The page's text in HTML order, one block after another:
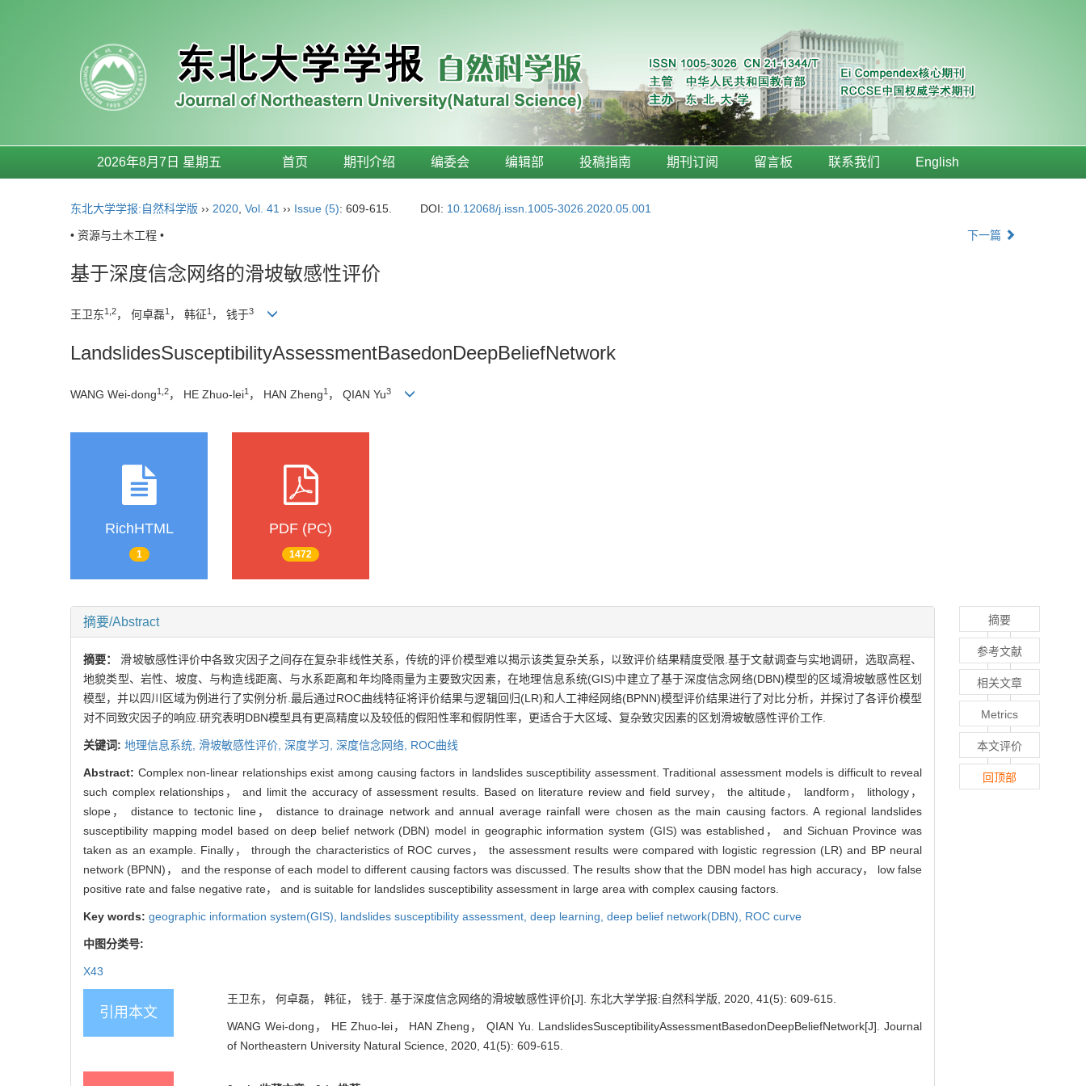
2026年8月7日 星期五 首页 期刊介绍 编委会 编辑部 投稿指南 期刊订阅 留言板 联系我们 English
东北大学学报:自然科学版 ›› 2020 Vol. 41 ›› Issue (5): 609-615. DOI: 10.12068/j.issn.1005-3026.2020.05.001
• 资源与土木工程 • 下一篇
基于深度信念网络的滑坡敏感性评价
王卫东1,2， 何卓磊1 ， 韩征1 ， 钱于3
LandslidesSusceptibilityAssessmentBasedonDeepBeliefNetwork
WANG Wei-dong1,2， HE Zhuo-lei1 ， HAN Zheng1 ， QIAN Yu3
RichHTML
1
PDF (PC)
1472
摘要/Abstract
摘要：滑坡敏感性评价中各致灾因子之间存在复杂非线性关系，传统的评价模型难以揭示该类复杂关系，以致评价结果精度受限.基于文献调查与实地调研，选取高程、
地貌类型、岩性、坡度、与构造线距离、与水系距离和年均降雨量为主要致灾因素，在地理信息系统(GIS)中建立了基于深度信念网络(DBN)模型的区域滑坡敏感性区划
模型，并以四川区域为例进行了实例分析.最后通过ROC曲线特征将评价结果与逻辑回归(LR)和人工神经网络(BPNN)模型评价结果进行了对比分析，并探讨了各评价模型
对不同致灾因子的响应.研究表明DBN模型具有更高精度以及较低的假阳性率和假阴性率，更适合于大区域、复杂致灾因素的区划滑坡敏感性评价工作.
关键词: 地理信息系统, 滑坡敏感性评价, 深度学习, 深度信念网络, ROC曲线
Abstract: Complex non-linear relationships exist among causing factors in landslides susceptibility assessment. Traditional assessment models is difficult to reveal
such complex relationships， and limit the accuracy of assessment results. Based on literature review and field survey， the altitude， landform， lithology，
slope， distance to tectonic line， distance to drainage network and annual average rainfall were chosen as the main causing factors. A regional landslides
susceptibility mapping model based on deep belief network (DBN) model in geographic information system (GIS) was established， and Sichuan Province was
taken as an example. Finally， through the characteristics of ROC curves， the assessment results were compared with logistic regression (LR) and BP neural
network (BPNN)， and the response of each model to different causing factors was discussed. The results show that the DBN model has high accuracy， low false
positive rate and false negative rate， and is suitable for landslides susceptibility assessment in large area with complex causing factors.
Key words: geographic information system(GIS), landslides susceptibility assessment, deep learning, deep belief network(DBN), ROC curve
中图分类号:
X43
引用本文
王卫东， 何卓磊， 韩征， 钱于. 基于深度信念网络的滑坡敏感性评价[J]. 东北大学学报:自然科学版, 2020, 41(5): 609-615.
WANG Wei-dong， HE Zhuo-lei， HAN Zheng， QIAN Yu. LandslidesSusceptibilityAssessmentBasedonDeepBeliefNetwork[J]. Journal
of Northeastern University Natural Science, 2020, 41(5): 609-615.
摘要
参考文献
相关文章
Metrics
本文评价
回顶部